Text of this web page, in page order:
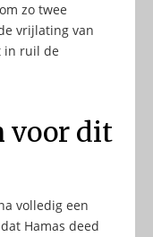
zo twee
vrijlating van
in ruil de
voor dit
volledig een
Hamas deed